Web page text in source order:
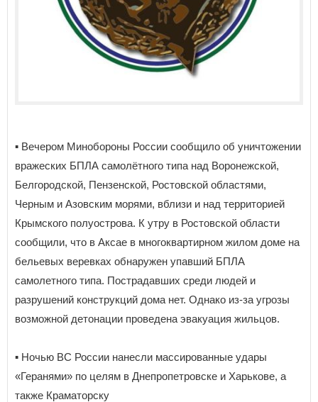
▪️ Вечером Минобороны России сообщило об уничтожении
вражеских БПЛА самолётного типа над Воронежской,
Белгородской, Пензенской, Ростовской областями,
Черным и Азовским морями, вблизи и над территорией
Крымского полуострова. К утру в Ростовской области
сообщили, что в Аксае в многоквартирном жилом доме на
бельевых веревках обнаружен упавший БПЛА
самолетного типа. Пострадавших среди людей и
разрушений конструкций дома нет. Однако из-за угрозы
возможной детонации проведена эвакуация жильцов.
▪️ Ночью ВС России нанесли массированные удары
«Геранями» по целям в Днепропетровске и Харькове, а
также Краматорску